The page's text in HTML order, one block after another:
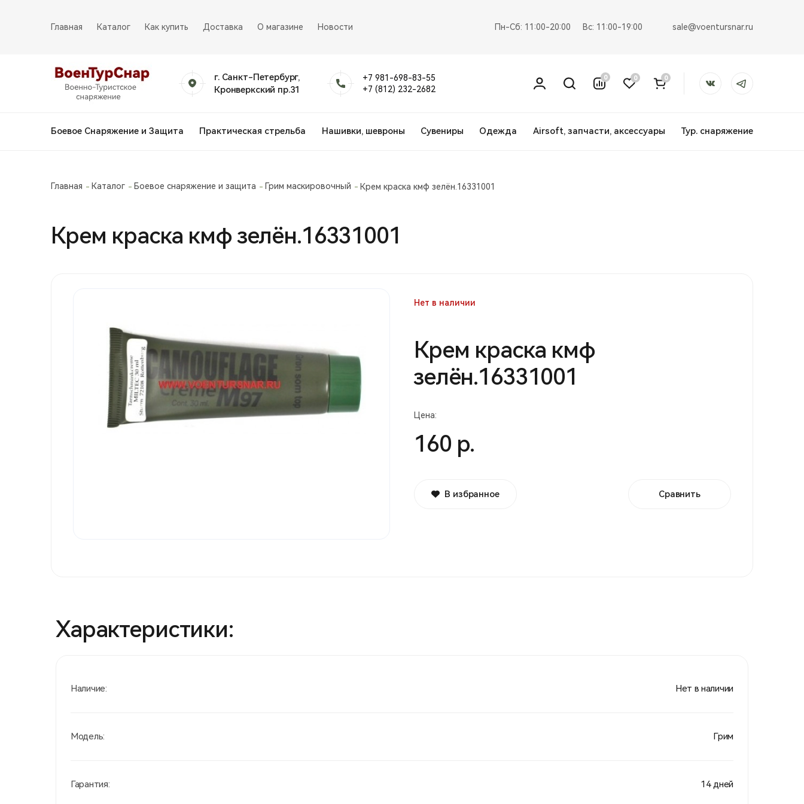
Главная Каталог Как купить Доставка О магазине Новости Пн-Сб: 11:00-20:00 Вс: 11:00-19:00 sale@voentursnar.ru
г. Санкт-Петербург,
Кронверкский пр.31
+7 981-698-83-55
+7 (812) 232-2682
0 0 0
Боевое Снаряжение и Защита Практическая стрельба Нашивки, шевроны Сувениры Одежда Airsoft, запчасти, аксессуары Тур. снаряжение
Главная Каталог Боевое снаряжение и защита Грим маскировочный Крем краска кмф зелён.16331001
Крем краска кмф зелён.16331001
Нет в наличии
Крем краска кмф
зелён.16331001
Цена:
160 р.
В избранное Сравнить
Характеристики:
Наличие: Нет в наличии
Модель: Грим
Гарантия: 14 дней